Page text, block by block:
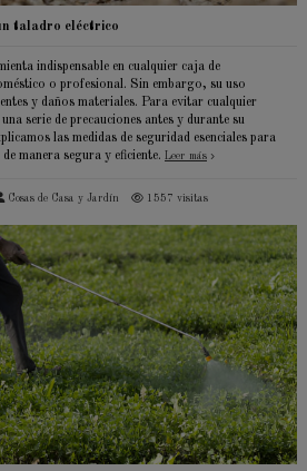
taladro eléctrico
indispensable en cualquier caja de
o profesional. Sin embargo, su uso
y daños materiales. Para evitar cualquier
serie de precauciones antes y durante su
las medidas de seguridad esenciales para
manera segura y eficiente.
Leer más
Cosas de Casa y Jardín 1557 visitas